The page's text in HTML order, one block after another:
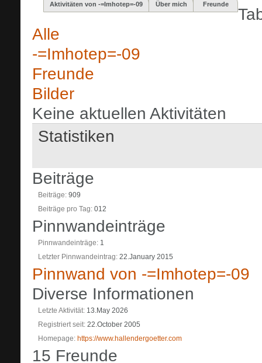
Aktivitäten von -=Imhotep=-09 Über mich Freunde
Alle
-=Imhotep=-09
Freunde
Bilder
Keine aktuellen Aktivitäten
Statistiken
Beiträge
Beiträge 909
Beiträge pro Tag 012
Pinnwandeinträge
Pinnwandeinträge 1
Letzter Pinnwandeintrag 22.January 2015
Pinnwand von -=Imhotep=-09
Diverse Informationen
Letzte Aktivität 13.May 2026
Registriert seit 22.October 2005
Homepage https://www.hallendergoetter.com
15 Freunde